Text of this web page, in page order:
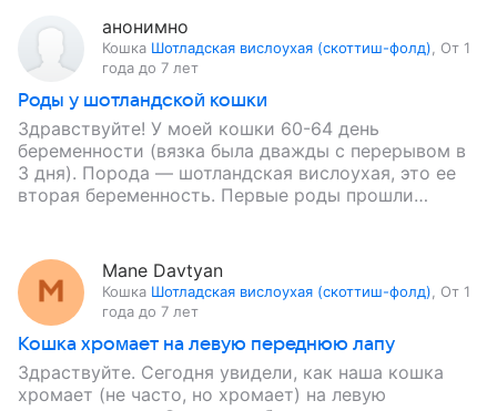
анонимно
Кошка Шотладская вислоухая (скоттиш-фолд)
От 1
года до 7 лет
Роды у шотландской кошки
Здравствуйте! У моей кошки 60-64 день
беременности (вязка была дважды с перерывом в
3 дня). Порода — шотландская вислоухая, это ее
вторая беременность. Первые роды прошли
Mane Davtyan
Кошка Шотладская вислоухая (скоттиш-фолд)
От 1
года до 7 лет
Кошка хромает на левую переднюю лапу
Здраствуйте. Сегодня увидели, как наша кошка
хромает (не часто, но хромает) на левую